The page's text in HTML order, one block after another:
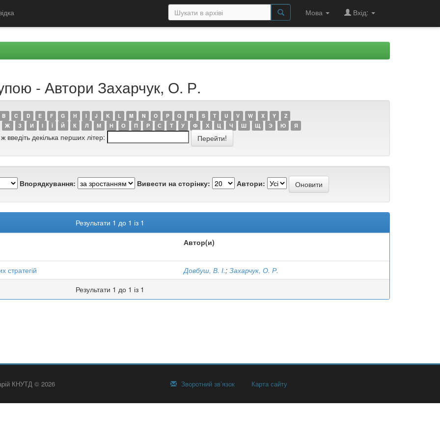
Мова Вхід:
- Автори Захарчук, О. Р.
B C D E F G H I J K L M N O P Q R S T U V W X Y
Z
Ж З И І Ї Й К Л М Н О П Р С Т У Ф Х Ц Ч Ш Щ Э Ю Я
введіть декілька перших літер:
Впорядкування: Вивести на сторінку: Автори:
Результати 1 до 1 із 1
Автор(и)
стратегій Довбуш, В. І.; Захарчук, О. Р.
Результати 1 до 1 із 1
КНУТД © 2026 Зворотний зв’язок Карта сайту